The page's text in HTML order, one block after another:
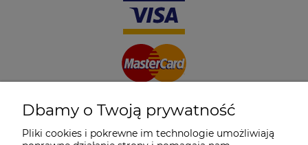
Dbamy o Twoją prywatność
Pliki cookies i pokrewne im technologie umożliwiają